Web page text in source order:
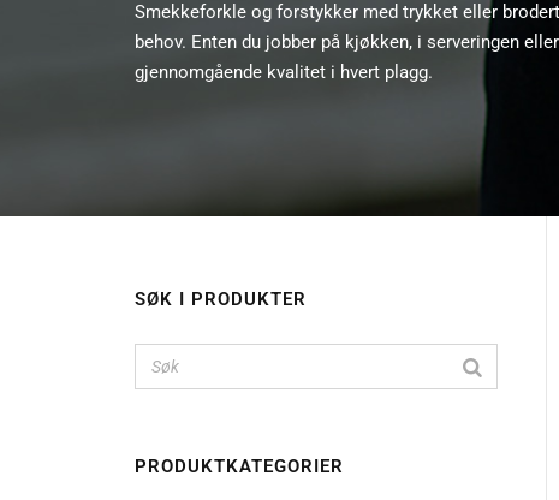
Smekkeforkle og forstykker med trykket eller
behov. Enten du jobber på kjøkken, i serveringen
gjennomgående kvalitet i hvert plagg.
SØK I PRODUKTER
PRODUKTKATEGORIER